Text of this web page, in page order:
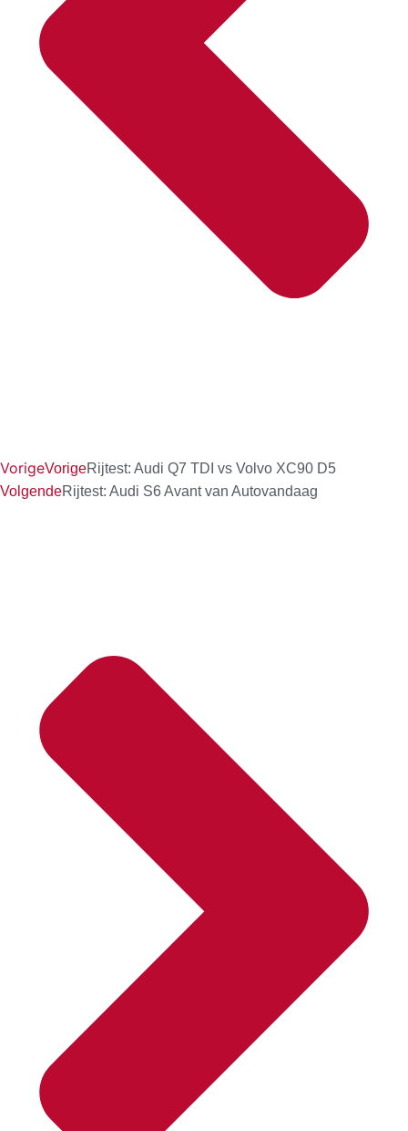
VorigeVorigeRijtest: Audi Q7 TDI vs Volvo XC90 D5
VolgendeRijtest: Audi S6 Avant van Autovandaag